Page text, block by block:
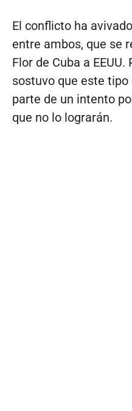
El conflicto ha
entre ambos, que se
Flor de Cuba a
sostuvo que este
parte de un intento
que no lo lograrán.